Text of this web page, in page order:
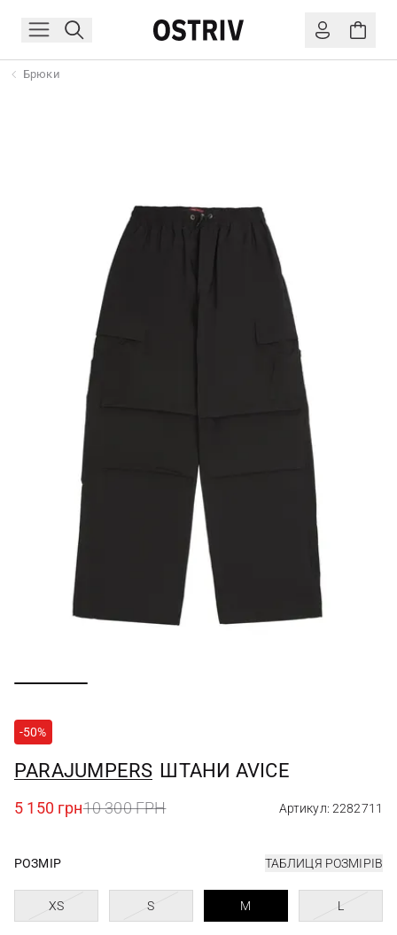
Брюки
-50%
PARAJUMPERS ШТАНИ AVICE
5 150 грн10 300 ГРН Артикул: 2282711
РОЗМІР ТАБЛИЦЯ РОЗМІРІВ
XS S M L